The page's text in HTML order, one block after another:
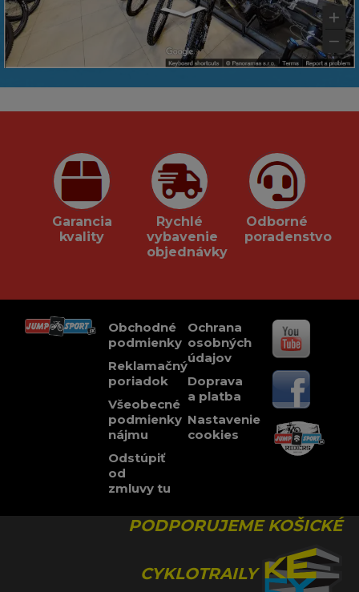
Garancia
kvality
Rychlé
vybavenie
objednávky
Odborné
poradenstvo
Obchodné
podmienky
Reklamačný
poriadok
Všeobecné
podmienky
nájmu
Odstúpiť
od
zmluvy tu
Ochrana
osobných
údajov
Doprava
a platba
Nastavenie
cookies
PODPORUJEME KOŠICKÉ
CYKLOTRAILY